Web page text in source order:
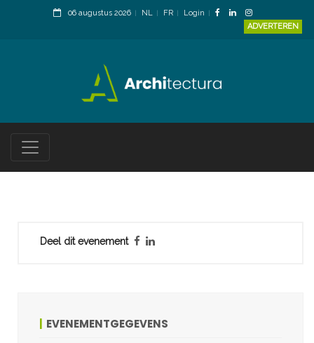
06 augustus 2026 NL FR
Login
ADVERTEREN
Deel dit evenement
EVENEMENTGEGEVENS